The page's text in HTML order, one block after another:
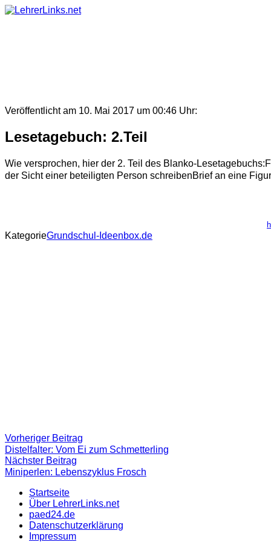
Skip
Veröffentlicht am 10. Mai 2017 um 00:46 Uhr:
Lesetagebuch: 2.Teil
Wie versprochen, hier der 2. Teil des Blanko-
der Sicht einer beteiligten Person schreibenBrief an eine
KategorieGrundschul-Ideenbox.de
Beitragsnavigation
Vorheriger Beitrag
Beitrag:
Distelfalter: Vom Ei zum Schmetterling
Nächster Beitrag
Beitrag
Miniperlen: Lebenszyklus Frosch
Startseite
Über LehrerLinks.net
paed24.de
Datenschutzerklärung
Impressum